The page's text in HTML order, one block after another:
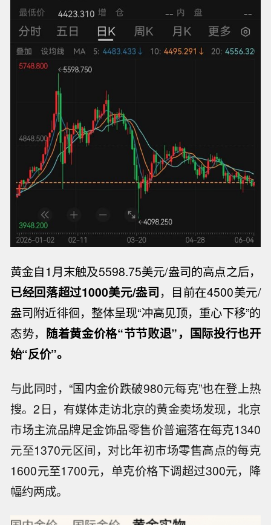
黄金自1月末触及5598.75美元/盎司的高点之后，
已经回落超过1000美元/盎司，目前在4500美元/
盎司附近徘徊，整体呈现“冲高见顶，重心下移”的
态势， 随着黄金价格“节节败退”，国际投行也开
始“反价”。
与此同时，“国内金价跌破980元每克”也在登上热
搜。2日，有媒体走访北京的黄金卖场发现，北京
市场主流品牌足金饰品零售价普遍落在每克1340
元至1370元区间，对比年初市场零售高点的每克
1600元至1700元，单克价格下调超过300元，降
幅约两成。